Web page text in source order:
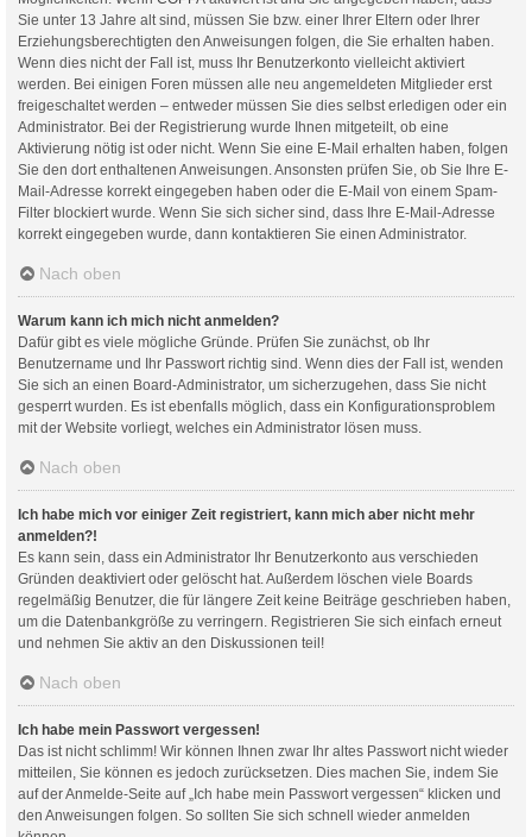
Sie unter 13 Jahre alt sind, müssen Sie bzw. einer Ihrer Eltern oder Ihrer
Erziehungsberechtigten den Anweisungen folgen, die Sie erhalten haben.
Wenn dies nicht der Fall ist, muss Ihr Benutzerkonto vielleicht aktiviert
werden. Bei einigen Foren müssen alle neu angemeldeten Mitglieder erst
freigeschaltet werden – entweder müssen Sie dies selbst erledigen oder ein
Administrator. Bei der Registrierung wurde Ihnen mitgeteilt, ob eine
Aktivierung nötig ist oder nicht. Wenn Sie eine E-Mail erhalten haben, folgen
Sie den dort enthaltenen Anweisungen. Ansonsten prüfen Sie, ob Sie Ihre E-
Mail-Adresse korrekt eingegeben haben oder die E-Mail von einem Spam-
Filter blockiert wurde. Wenn Sie sich sicher sind, dass Ihre E-Mail-Adresse
korrekt eingegeben wurde, dann kontaktieren Sie einen Administrator.
Nach oben
Warum kann ich mich nicht anmelden?
Dafür gibt es viele mögliche Gründe. Prüfen Sie zunächst, ob Ihr
Benutzername und Ihr Passwort richtig sind. Wenn dies der Fall ist, wenden
Sie sich an einen Board-Administrator, um sicherzugehen, dass Sie nicht
gesperrt wurden. Es ist ebenfalls möglich, dass ein Konfigurationsproblem
mit der Website vorliegt, welches ein Administrator lösen muss.
Nach oben
Ich habe mich vor einiger Zeit registriert, kann mich aber nicht mehr
anmelden?!
Es kann sein, dass ein Administrator Ihr Benutzerkonto aus verschieden
Gründen deaktiviert oder gelöscht hat. Außerdem löschen viele Boards
regelmäßig Benutzer, die für längere Zeit keine Beiträge geschrieben haben,
um die Datenbankgröße zu verringern. Registrieren Sie sich einfach erneut
und nehmen Sie aktiv an den Diskussionen teil!
Nach oben
Ich habe mein Passwort vergessen!
Das ist nicht schlimm! Wir können Ihnen zwar Ihr altes Passwort nicht wieder
mitteilen, Sie können es jedoch zurücksetzen. Dies machen Sie, indem Sie
auf der Anmelde-Seite auf „Ich habe mein Passwort vergessen“ klicken und
den Anweisungen folgen. So sollten Sie sich schnell wieder anmelden